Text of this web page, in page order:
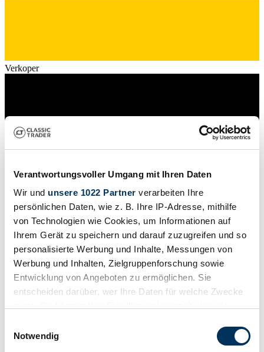
Verantwortungsvoller Umgang mit Ihren Daten
Wir und unsere 1022 Partner verarbeiten Ihre
persönlichen Daten, wie z. B. Ihre IP-Adresse, mithilfe
von Technologien wie Cookies, um Informationen auf
Ihrem Gerät zu speichern und darauf zuzugreifen und so
personalisierte Werbung und Inhalte, Messungen von
Werbung und Inhalten, Zielgruppenforschung sowie
Entwicklung von Angeboten zu ermöglichen. Sie
entscheiden darüber, wer Ihre Daten für welche Zwecke
Trigger Symbol ändern oder widerrufen
Notwendig
Verkoper
Verkoper
Deze advertentie is verlopen